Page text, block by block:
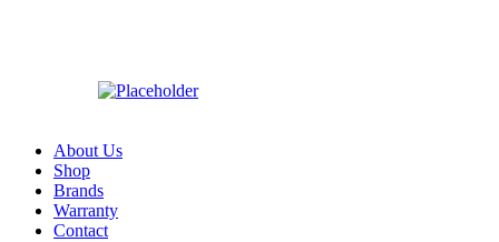
About Us
Shop
Brands
Warranty
Contact